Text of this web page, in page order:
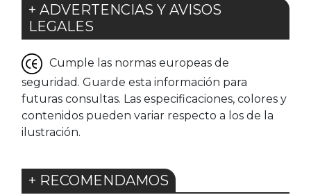
+ ADVERTENCIAS Y AVISOS
LEGALES
Cumple las normas europeas de
seguridad. Guarde esta información para
futuras consultas. Las especificaciones, colores y
contenidos pueden variar respecto a los de la
ilustración.
+ RECOMENDAMOS